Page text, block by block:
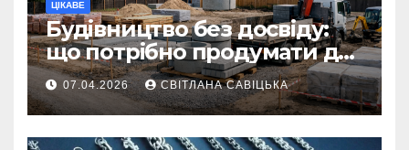
ЦІКАВЕ
Будівництво без досвіду:
що потрібно продумати до
першої доставки на
ділянку
07.04.2026 СВІТЛАНА САВІЦЬКА